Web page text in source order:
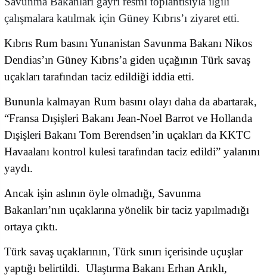
çalışmalara katılmak için Güney Kıbrıs’ı ziyaret etti.
Kıbrıs Rum basını Yunanistan Savunma Bakanı Nikos
Dendias’ın Güney Kıbrıs’a giden uçağının Türk savaş
uçakları tarafından taciz edildiği iddia etti.
Bununla kalmayan Rum basını olayı daha da abartarak,
“Fransa Dışişleri Bakanı Jean-Noel Barrot ve Hollanda
Dışişleri Bakanı Tom Berendsen’in uçakları da KKTC
Havaalanı kontrol kulesi tarafından taciz edildi” yalanını
yaydı.
Ancak işin aslının öyle olmadığı, Savunma
Bakanları’nın uçaklarına yönelik bir taciz yapılmadığı
ortaya çıktı.
Türk savaş uçaklarının, Türk sınırı içerisinde uçuşlar
yaptığı belirtildi. Ulaştırma Bakanı Erhan Arıklı,